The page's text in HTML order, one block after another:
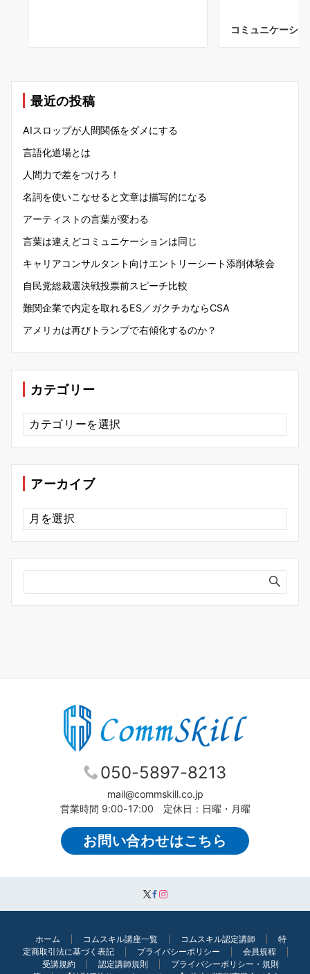
コミュニケーシ
最近の投稿
AIスロップが人間関係をダメにする
言語化道場とは
人間力で差をつけろ！
名詞を使いこなせると文章は描写的になる
アーティストの言葉が変わる
言葉は違えどコミュニケーションは同じ
キャリアコンサルタント向けエントリーシート添削体験会
自民党総裁選決戦投票前スピーチ比較
難関企業で内定を取れるES／ガクチカならCSA
アメリカは再びトランプで右傾化するのか？
カテゴリー
カ
テ
ゴ
ー
アーカイブ
ア
ー
カ
ブ
050-5897-8213
mail@commskill.co.jp
営業時間 9:00-17:00 定休日：日曜・月曜
お問い合わせはこちら
ホーム コムスキル講座一覧 コムスキル認定講師
特
定商取引法に基づく表記
プライバシーポリシー
会員規程
受講規約
認定講師規則
プライバシーポリシー・規則